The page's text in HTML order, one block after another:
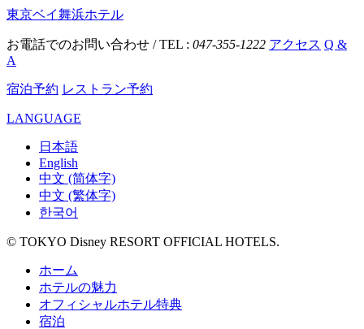
東京ベイ舞浜ホテル
お電話でのお問い合わせ / TEL : 047-355-1222 アクセス Q &
A
宿泊予約 レストラン予約
LANGUAGE
日本語
English
中文 (简体字)
中文 (繁体字)
한국어
© TOKYO Disney RESORT OFFICIAL HOTELS.
ホーム
ホテルの魅力
オフィシャルホテル特典
宿泊